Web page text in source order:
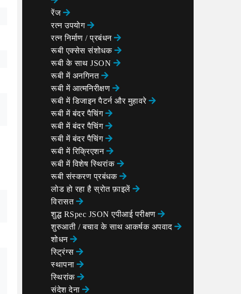
रेंज
रत्न उपयोग
रत्न निर्माण / प्रबंधन
रूबी एक्सेस संशोधक
रूबी के साथ JSON
रूबी में अनगिनत
रूबी में आत्मनिरीक्षण
रूबी में डिजाइन पैटर्न और मुहावरे
रूबी में बंदर पैचिंग
रूबी में बंदर पैचिंग
रूबी में बंदर पैचिंग
रूबी में रिक्रिएशन
रूबी में विशेष स्थिरांक
रूबी संस्करण प्रबंधक
लोड हो रहा है स्रोत फ़ाइलें
विरासत
शुद्ध RSpec JSON एपीआई परीक्षण
शुरुआती / बचाव के साथ आकर्षक अपवाद
शोधन
स्ट्रिंग्स
स्थापना
स्थिरांक
संदेश देना